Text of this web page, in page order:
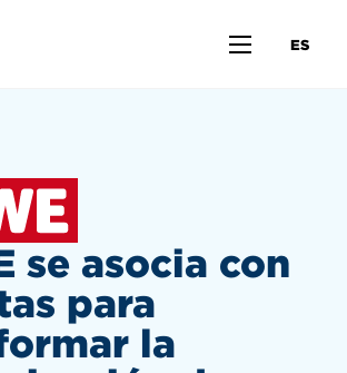
ES
se asocia con
para
la